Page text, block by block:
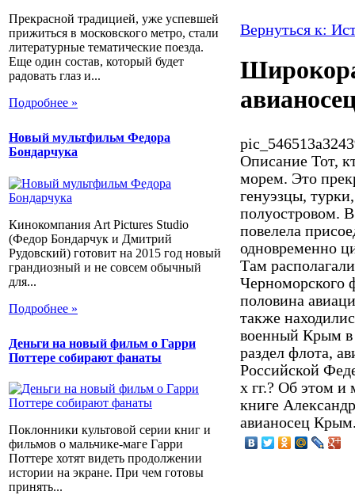
Прекрасной традицией, уже успевшей
прижиться в московского метро, стали
литературные тематические поезда.
Еще один состав, который будет
радовать глаз и...
Подробнее »
Новый мультфильм Федора
Бондарчука
Кинокомпания Art Pictures Studio
(Федор Бондарчук и Дмитрий
Рудовский) готовит на 2015 год новый
грандиозный и не совсем обычный
для...
Подробнее »
Деньги на новый фильм о Гарри
Поттере собирают фанаты
Поклонники культовой серии книг и
фильмов о мальчике-маге Гарри
Поттере хотят видеть продолжении
истории на экране. При чем готовы
принять...
Вернуться к:
Описание Тот,
морем. Это
генуэзцы,
полуостровом.
повелела
одновременно
Там
Черноморского
половина
также
военный Крым в
раздел флота,
Российской
х гг.? Об этом и
книге
авианосец